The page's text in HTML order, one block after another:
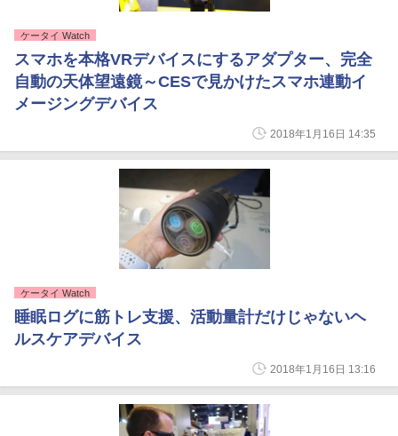
ケータイ Watch
スマホを本格VRデバイスにするアダプター、完全
自動の天体望遠鏡～CESで見かけたスマホ連動イ
メージングデバイス
2018年1月16日 14:35
ケータイ Watch
睡眠ログに筋トレ支援、活動量計だけじゃないヘ
ルスケアデバイス
2018年1月16日 13:16